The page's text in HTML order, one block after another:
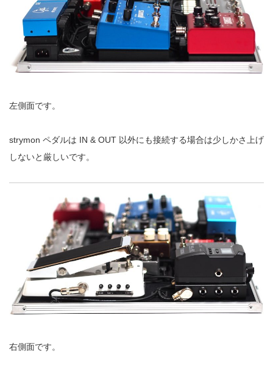
左側面です。
strymon ペダルは IN & OUT 以外にも接続する場合は少しかさ上げ
しないと厳しいです。
右側面です。